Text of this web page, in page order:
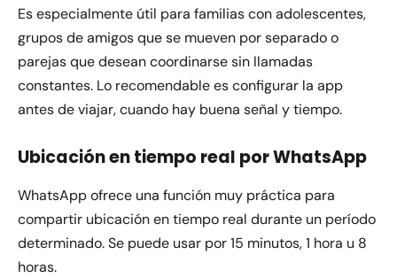
Es especialmente útil para familias con adolescentes,
grupos de amigos que se mueven por separado o
parejas que desean coordinarse sin llamadas
constantes. Lo recomendable es configurar la app
antes de viajar, cuando hay buena señal y tiempo.
Ubicación en tiempo real por WhatsApp
WhatsApp ofrece una función muy práctica para
compartir ubicación en tiempo real durante un período
determinado. Se puede usar por 15 minutos, 1 hora u 8
horas.